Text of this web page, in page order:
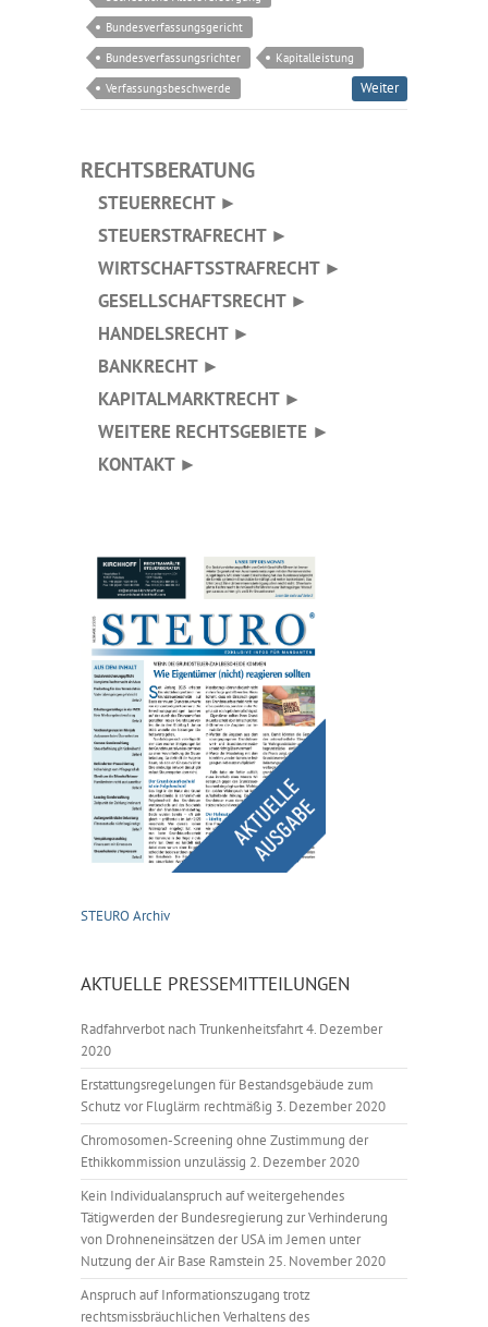
Bundesverfassungsgericht
Bundesverfassungsrichter
Kapitalleistung
Verfassungsbeschwerde
Weiter
RECHTSBERATUNG
STEUERRECHT ►
STEUERSTRAFRECHT ►
WIRTSCHAFTSSTRAFRECHT ►
GESELLSCHAFTSRECHT ►
HANDELSRECHT ►
BANKRECHT ►
KAPITALMARKTRECHT ►
WEITERE RECHTSGEBIETE ►
KONTAKT ►
STEURO Archiv
AKTUELLE PRESSEMITTEILUNGEN
Radfahrverbot nach Trunkenheitsfahrt4. Dezember
2020
Erstattungsregelungen für Bestandsgebäude zum
Schutz vor Fluglärm rechtmäßig 3. Dezember 2020
Chromosomen-Screening ohne Zustimmung der
Ethikkommission unzulässig 2. Dezember 2020
Kein Individualanspruch auf weitergehendes
Tätigwerden der Bundesregierung zur Verhinderung
von Drohneneinsätzen der USA im Jemen unter
Nutzung der Air Base Ramstein 25. November 2020
Anspruch auf Informationszugang trotz
rechtsmissbräuchlichen Verhaltens des